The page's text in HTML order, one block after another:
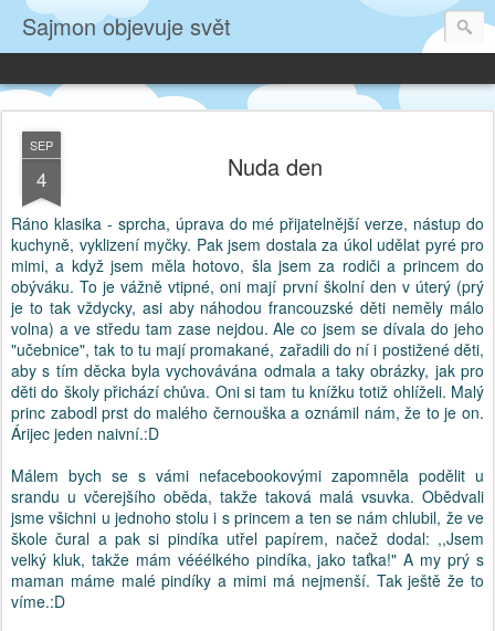
Sajmon objevuje svět
SEP
4 Nuda den
Ráno klasika - sprcha, úprava do mé přijatelnější verze, nástup do
kuchyně, vyklizení myčky. Pak jsem dostala za úkol udělat pyré pro
mimi, a když jsem měla hotovo, šla jsem za rodiči a princem do
obýváku. To je vážně vtipné, oni mají první školní den v úterý (prý
je to tak vždycky, asi aby náhodou francouzské děti neměly málo
volna) a ve středu tam zase nejdou. Ale co jsem se dívala do jeho
"učebnice", tak to tu mají promakané, zařadili do ní i postižené děti,
aby s tím děcka byla vychovávána odmala a taky obrázky, jak pro
děti do školy přichází chůva. Oni si tam tu knížku totiž ohlíželi. Malý
princ zabodl prst do malého černouška a oznámil nám, že to je on.
Árijec jeden naivní.:D
Málem bych se s vámi nefacebookovými zapomněla podělit u
srandu u včerejšího oběda, takže taková malá vsuvka. Obědvali
jsme všichni u jednoho stolu i s princem a ten se nám chlubil, že ve
škole čural a pak si pindíka utřel papírem, načež dodal: ,,Jsem
velký kluk, takže mám vééélkého pindíka, jako taťka!" A my prý s
maman máme malé pindíky a mimi má nejmenší. Tak ještě že to
víme.:D